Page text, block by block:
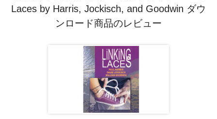
Laces by Harris, Jockisch, and Goodwin ダウ
ンロード商品のレビュー